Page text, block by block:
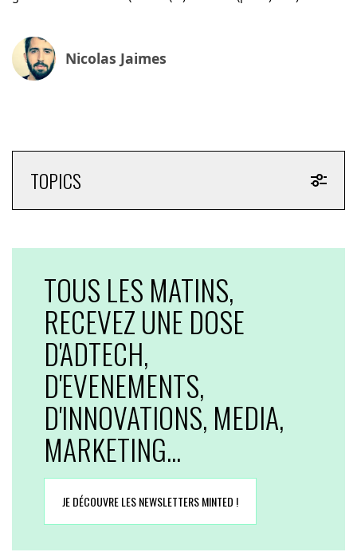
Nicolas Jaimes
TOPICS
TOUS LES MATINS,
RECEVEZ UNE DOSE
D'ADTECH,
D'EVENEMENTS,
D'INNOVATIONS, MEDIA,
MARKETING...
JE DÉCOUVRE LES NEWSLETTERS MINTED !